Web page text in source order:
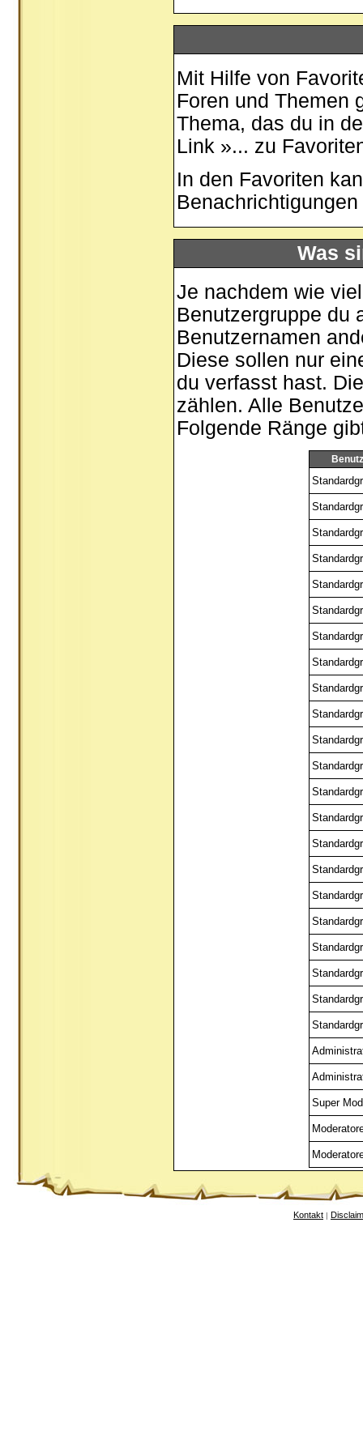
Mit Hilfe von
Foren und Themen
Thema, das du in
Link »... zu
In den Favoriten
Was
Je nachdem wie
Benutzergruppe du
Benutzernamen
Diese sollen nur
du verfasst hast.
zählen. Alle
Folgende Ränge
Super
Kontakt |